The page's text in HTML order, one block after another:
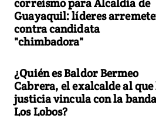
Guayaquil: líderes
contra candidata
"chimbadora"
¿Quién es Baldor Bermeo
Cabrera, el exalcalde al que
justicia vincula con la
Los Lobos?